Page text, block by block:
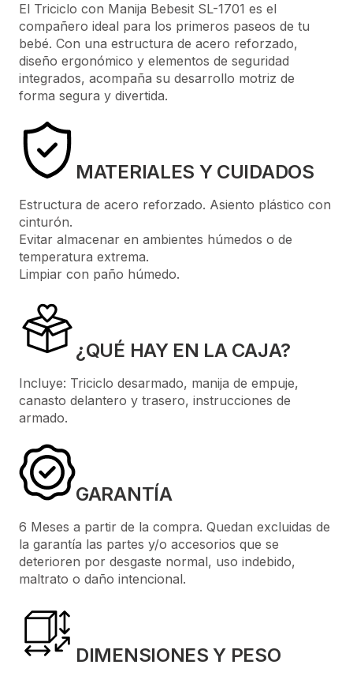
El Triciclo con Manija Bebesit SL-1701 es el
compañero ideal para los primeros paseos de tu
bebé. Con una estructura de acero reforzado,
diseño ergonómico y elementos de seguridad
integrados, acompaña su desarrollo motriz de
forma segura y divertida.
MATERIALES Y CUIDADOS
Estructura de acero reforzado. Asiento plástico con
cinturón.
Evitar almacenar en ambientes húmedos o de
temperatura extrema.
Limpiar con paño húmedo.
¿QUÉ HAY EN LA CAJA?
Incluye: Triciclo desarmado, manija de empuje,
canasto delantero y trasero, instrucciones de
armado.
GARANTÍA
6 Meses a partir de la compra. Quedan excluidas de
la garantía las partes y/o accesorios que se
deterioren por desgaste normal, uso indebido,
maltrato o daño intencional.
DIMENSIONES Y PESO